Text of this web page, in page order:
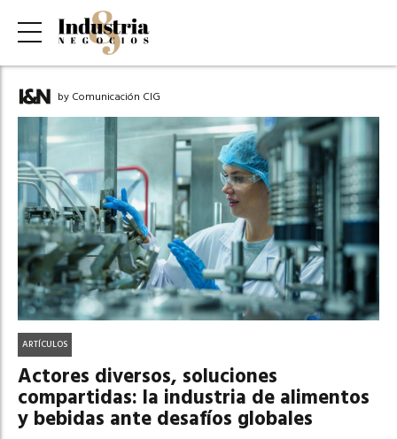
by Comunicación CIG
ARTÍCULOS
Actores diversos, soluciones
compartidas: la industria de alimentos
y bebidas ante desafíos globales